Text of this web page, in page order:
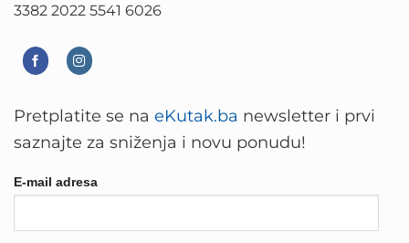
3382 2022 5541 6026
Pretplatite se na eKutak.ba newsletter i prvi
saznajte za sniženja i novu ponudu!
E-mail adresa